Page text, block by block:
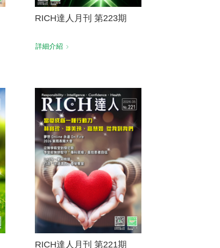
RICH達人月刊 第223期
詳細介紹
RICH達人月刊 第221期